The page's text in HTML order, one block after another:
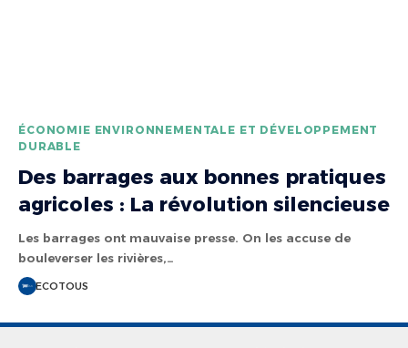
ÉCONOMIE ENVIRONNEMENTALE ET DÉVELOPPEMENT
DURABLE
Des barrages aux bonnes pratiques
agricoles : La révolution silencieuse
Les barrages ont mauvaise presse. On les accuse de
bouleverser les rivières,…
ECOTOUS